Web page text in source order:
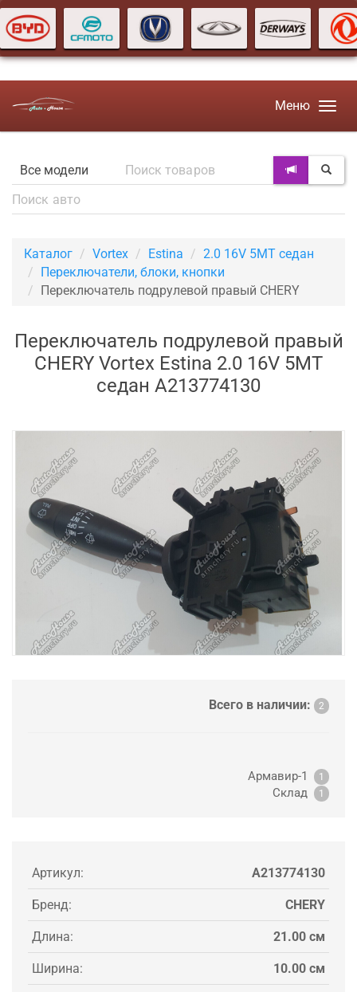
Меню
Каталог Vortex Estina
2.0 16V 5MT седан
Переключатели, блоки, кнопки
Переключатель подрулевой правый CHERY
Переключатель подрулевой правый
CHERY Vortex Estina 2.0 16V 5MT
седан A213774130
Всего в наличии: 2
Армавир-1 1
Склад 1
Артикул: A213774130
Бренд: CHERY
Длина: 21.00 см
Ширина: 10.00 см